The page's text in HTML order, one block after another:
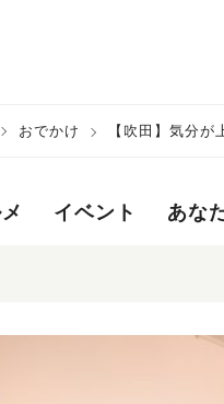
おでかけ 【吹田】気分
イベント あな